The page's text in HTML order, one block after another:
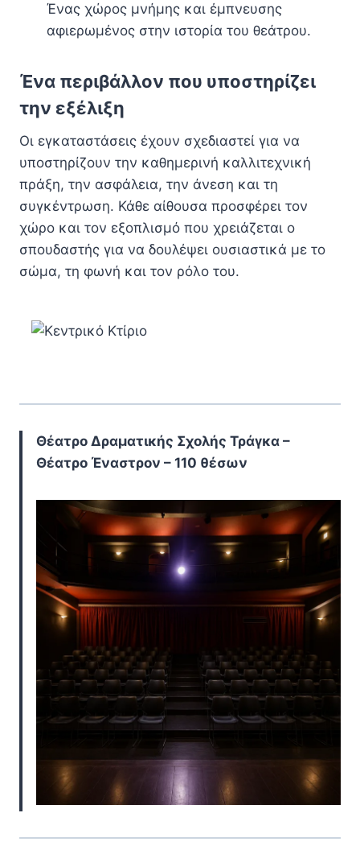
Ένας χώρος μνήμης και έμπνευσης
αφιερωμένος στην ιστορία του θεάτρου.
Ένα περιβάλλον που υποστηρίζει
την εξέλιξη
Οι εγκαταστάσεις έχουν σχεδιαστεί για να
υποστηρίζουν την καθημερινή καλλιτεχνική
πράξη, την ασφάλεια, την άνεση και τη
συγκέντρωση. Κάθε αίθουσα προσφέρει τον
χώρο και τον εξοπλισμό που χρειάζεται ο
σπουδαστής για να δουλέψει ουσιαστικά με το
σώμα, τη φωνή και τον ρόλο του.
Θέατρο Δραματικής Σχολής Τράγκα –
Θέατρο Έναστρον – 110 θέσων